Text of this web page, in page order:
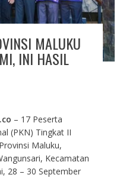
MALUKU
INI HASIL
– 17 Peserta
(PKN) Tingkat II
Maluku,
Kecamatan
28 – 30 September